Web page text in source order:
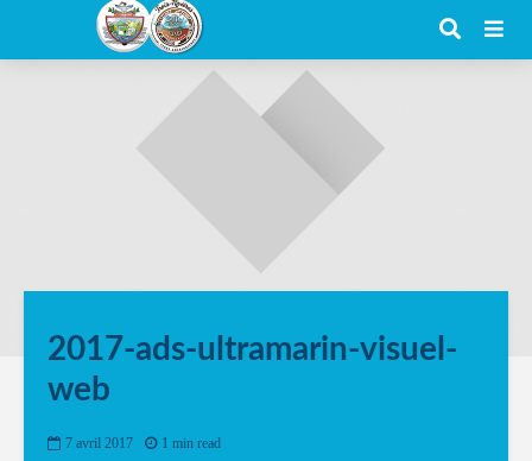
2017-ads-ultramarin-visuel-
web
7 avril 2017 1 min read